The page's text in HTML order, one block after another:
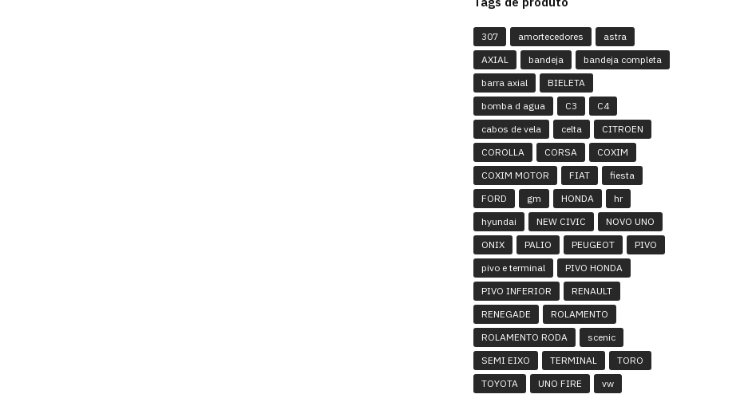
307 amortecedores
astra
AXIAL
bandeja
bandeja completa
barra axial
BIELETA
bomba d agua
C3
C4
cabos de vela
celta
CITROEN
COROLLA
CORSA
COXIM
COXIM MOTOR
FIAT
fiesta
FORD
gm HONDA
hr
hyundai
NEW CIVIC
NOVO UNO
ONIX
PALIO PEUGEOT
PIVO
pivo e terminal
PIVO HONDA
PIVO INFERIOR
RENAULT
RENEGADE
ROLAMENTO
ROLAMENTO RODA
scenic
SEMI EIXO
TERMINAL
TORO
TOYOTA
UNO FIRE vw